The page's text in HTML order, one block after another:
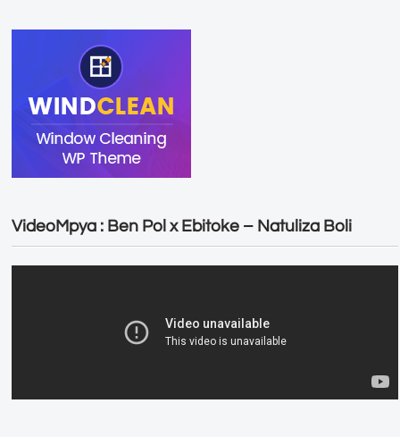
VideoMpya : Ben Pol x Ebitoke – Natuliza Boli